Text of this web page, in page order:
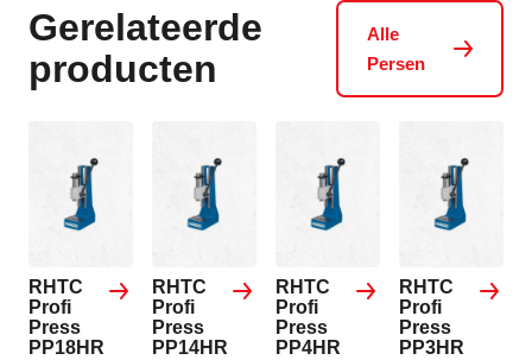
Gerelateerde
producten
Alle
Persen
RHTC
Profi
Press
PP18HR
RHTC
Profi
Press
PP14HR
RHTC
Profi
Press
PP4HR
RHTC
Profi
Press
PP3HR